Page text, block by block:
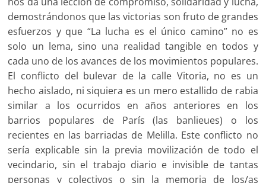
demostrándonos que las victorias son fruto de grandes
esfuerzos y que “La lucha es el único camino” no es
solo un lema, sino una realidad tangible en todos y
cada uno de los avances de los movimientos populares.
El conflicto del bulevar de la calle Vitoria, no es un
hecho aislado, ni siquiera es un mero estallido de rabia
similar a los ocurridos en años anteriores en los
barrios populares de París (las banlieues) o los
recientes en las barriadas de Melilla. Este conflicto no
sería explicable sin la previa movilización de todo el
vecindario, sin el trabajo diario e invisible de tantas
personas y colectivos o sin la memoria de los/as